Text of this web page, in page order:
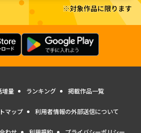
増量 ランキング 掲載作品一覧
マップ 利用者情報の外部送信について